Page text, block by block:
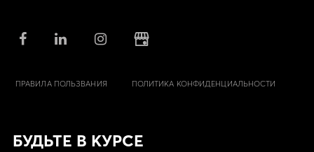
ПРАВИЛА ПОЛЬЗВАНИЯ ПОЛИТИКА КОНФИДЕНЦИАЛЬНОСТИ
БУДЬТЕ В КУРСЕ